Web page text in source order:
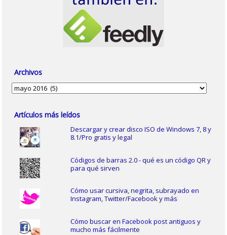
Archivos
Archivos
Artículos más leídos
Descargar y crear disco ISO de Windows 7, 8 y
8.1/Pro gratis y legal
Códigos de barras 2.0 - qué es un código QR y
para qué sirven
Cómo usar cursiva, negrita, subrayado en
Instagram, Twitter/Facebook y más
Cómo buscar en Facebook post antiguos y
mucho más fácilmente